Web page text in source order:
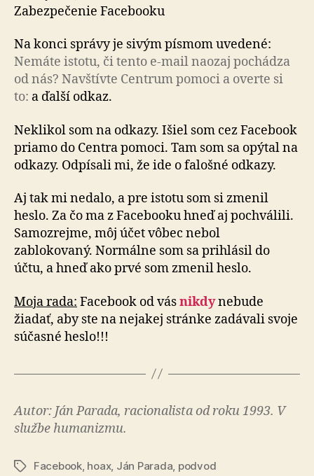
Zabezpečenie Facebooku
Na konci správy je sivým písmom uvedené:
Nemáte is­to­tu, či tento e-mail naozaj pochádza
od nás? Navštívte Centrum pomoci a overte si
to: a ďalší odkaz.
Neklikol som na odkazy. Išiel som cez Facebook
priamo do Centra pomoci. Tam som sa opýtal na
odkazy. Odpísali mi, že ide o falošné odkazy.
Aj tak mi nedalo, a pre istotu som si zmenil
heslo. Za čo ma z Facebooku hneď aj pochválili.
Samozrejme, môj účet vôbec nebol
zablokovaný. Normálne som sa prihlásil do
účtu, a hneď ako prvé som zmenil heslo.
Moja rada: Facebook od vásnikdynebude
žiadať, aby ste na nejakej stránke zadávali svoje
súčasné heslo!!!
Autor: Ján Parada, racionalista od roku 1993. V
službe humanizmu.
ZnačkyFacebook, hoax, Ján Parada podvod